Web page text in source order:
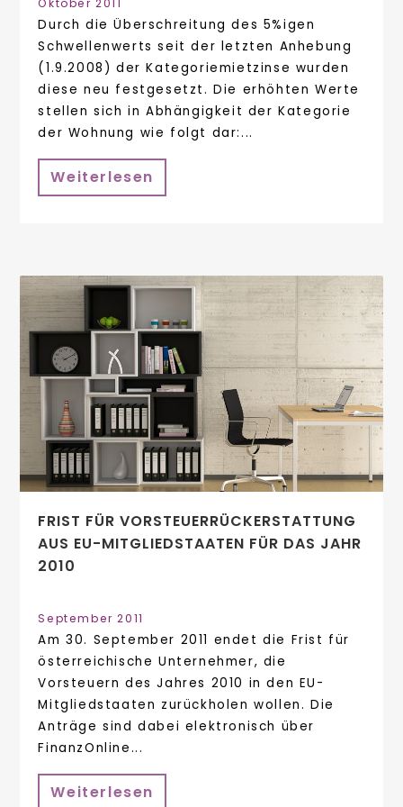
Durch die Überschreitung des 5%igen
Schwellenwerts seit der letzten Anhebung
(1.9.2008) der Kategoriemietzinse wurden
diese neu festgesetzt. Die erhöhten Werte
stellen sich in Abhängigkeit der Kategorie
der Wohnung wie folgt dar:...
Weiterlesen
FRIST FÜR VORSTEUERRÜCKERSTATTUNG
AUS EU-MITGLIEDSTAATEN FÜR DAS JAHR
2010
September 2011
Am 30. September 2011 endet die Frist für
österreichische Unternehmer, die
Vorsteuern des Jahres 2010 in den EU-
Mitgliedstaaten zurückholen wollen. Die
Anträge sind dabei elektronisch über
FinanzOnline...
Weiterlesen